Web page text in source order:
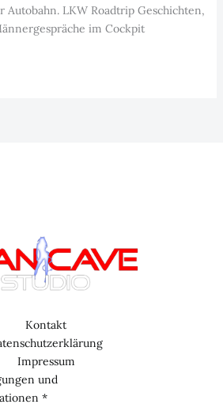
Autobahn. LKW Roadtrip Geschichten,
im Cockpit
Kontakt
Impressum
und
*